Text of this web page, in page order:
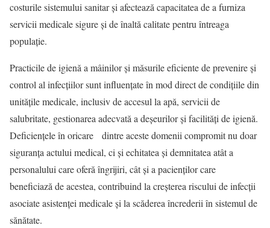
costurile sistemului sanitar și afectează capacitatea de a furniza
servicii medicale sigure și de înaltă calitate pentru întreaga
populație.
Practicile de igienă a mâinilor și măsurile eficiente de prevenire și
control al infecțiilor sunt influențate în mod direct de condițiile din
unitățile medicale, inclusiv de accesul la apă, servicii de
salubritate, gestionarea adecvată a deșeurilor și facilități de igienă.
Deficiențele în oricare dintre aceste domenii compromit nu doar
siguranța actului medical, ci și echitatea și demnitatea atât a
personalului care oferă îngrijiri, cât și a pacienților care
beneficiază de acestea, contribuind la creșterea riscului de infecții
asociate asistenței medicale și la scăderea încrederii în sistemul de
sănătate.